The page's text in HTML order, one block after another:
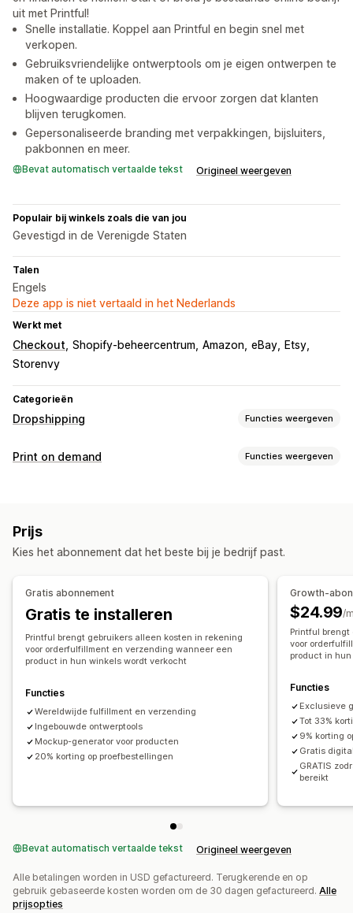
uit met Printful!
Snelle installatie. Koppel aan Printful en begin snel met
verkopen.
Gebruiksvriendelijke ontwerptools om je eigen ontwerpen te
maken of te uploaden.
Hoogwaardige producten die ervoor zorgen dat klanten
blijven terugkomen.
Gepersonaliseerde branding met verpakkingen, bijsluiters,
pakbonnen en meer.
Bevat automatisch vertaalde tekst Origineel weergeven
Populair bij winkels zoals die van jou
Gevestigd in de Verenigde Staten
Talen
Engels
Deze app is niet vertaald in het Nederlands
Werkt met
Checkout Shopify-beheercentrum Amazon eBay
Etsy
Storenvy
Categorieën
Dropshipping Functies weergeven
Producten die je kunt verkopen
Inkooplocaties
Australië
Japan Letland Mexico Spanje
Print on demand Functies weergeven
Mockup-generator
Huisdierproducten
Muurkunst
Milieuvriendelijk
Biologisch
Verzendopties
White label Bulkverzending
Aangepast verzenden
Milieuvriendelijke verzending
Wereldwijde fulfilment
Bestellingen volgen
Prijs
Kies het abonnement dat het beste bij je bedrijf past.
Gratis abonnement
Gratis te installeren
Printful brengt gebruikers alleen kosten in rekening
voor orderfulfillment en verzending wanneer een
product in hun winkels wordt verkocht
Functies
Wereldwijde fulfillment en verzending
Ingebouwde ontwerptools
Mockup-generator voor producten
20% korting op proefbestellingen
Growth-
$24.99/
Printful
voor
product in
Functies
Exclusieve
Tot 33%
9% korting
Gratis
GRATIS
bereikt
Bevat automatisch vertaalde tekst Origineel weergeven
Alle betalingen worden in USD gefactureerd. Terugkerende en op
gebruik gebaseerde kosten worden om de 30 dagen gefactureerd. Alle
prijsopties